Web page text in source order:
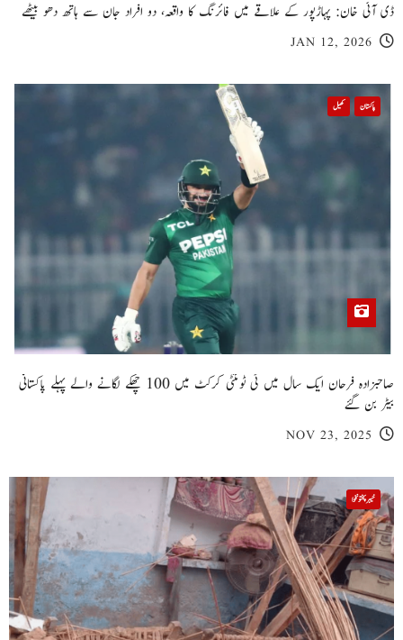
ڈی آئی خان: پہاڑپور کے علاقے میں فائرنگ کا واقعہ، دو افراد جان سے ہاتھ دھو بیٹھے
JAN 12, 2026
پاکستان کھیل
صاحبزادہ فرحان ایک سال میں ٹی ٹوئنٹی کرکٹ میں 100 چھکے لگانے والے پہلے پاکستانی
بیٹر بن گئے
NOV 23, 2025
خیبر پختونخوا